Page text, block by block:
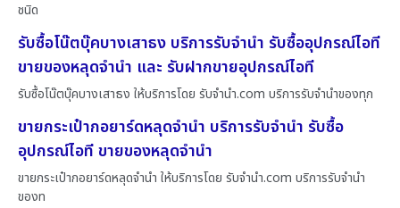
ชนิด
รับซื้อโน๊ตบุ๊คบางเสาธง บริการรับจำนำ รับซื้ออุปกรณ์ไอที
ขายของหลุดจำนำ และ รับฝากขายอุปกรณ์ไอที
รับซื้อโน๊ตบุ๊คบางเสาธง ให้บริการโดย รับจํานํา.com บริการรับจำนำของทุก
ขายกระเป๋ากอยาร์ดหลุดจำนำ บริการรับจำนำ รับซื้อ
อุปกรณ์ไอที ขายของหลุดจำนำ
ขายกระเป๋ากอยาร์ดหลุดจำนำ ให้บริการโดย รับจํานํา.com บริการรับจำนำ
ของท